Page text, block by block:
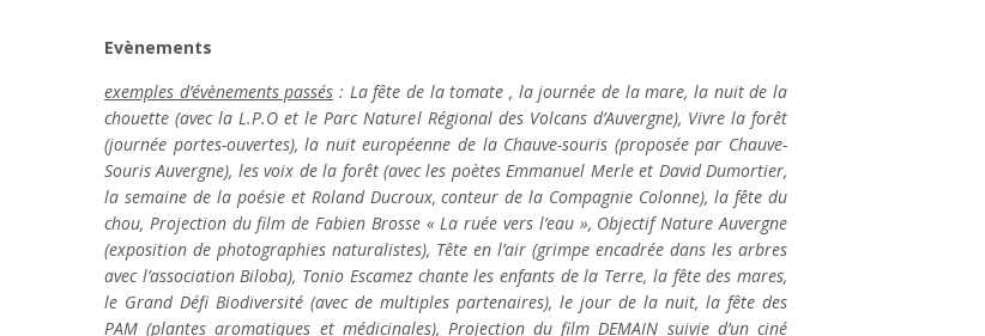
Evènements
exemples d’évènements passés : La fête de la tomate , la journée de la mare, la nuit de la
chouette (avec la L.P.O et le Parc Naturel Régional des Volcans d’Auvergne), Vivre la forêt
(journée portes-ouvertes), la nuit européenne de la Chauve-souris (proposée par Chauve-
Souris Auvergne), les voix de la forêt (avec les poètes Emmanuel Merle et David Dumortier,
la semaine de la poésie et Roland Ducroux, conteur de la Compagnie Colonne), la fête du
chou, Projection du film de Fabien Brosse « La ruée vers l’eau », Objectif Nature Auvergne
(exposition de photographies naturalistes), Tête en l’air (grimpe encadrée dans les arbres
avec l’association Biloba), Tonio Escamez chante les enfants de la Terre, la fête des mares,
le Grand Défi Biodiversité (avec de multiples partenaires), le jour de la nuit, la fête des
PAM (plantes aromatiques et médicinales), Projection du film DEMAIN suivie d’un ciné